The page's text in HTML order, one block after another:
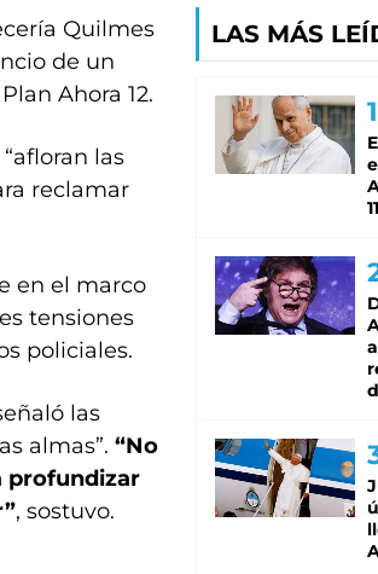
Quilmes
de un
Ahora 12.
las
reclamar
en el marco
tensiones
policiales.
las
almas”. “No
profundizar
, sostuvo.
LAS MÁS